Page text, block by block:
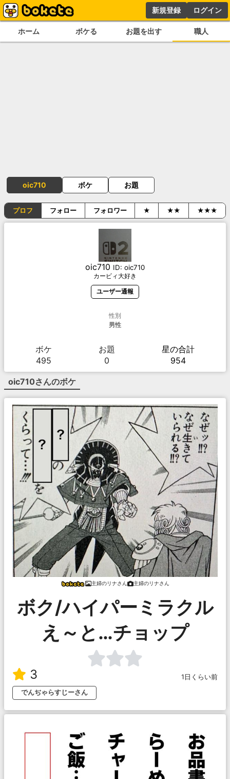
新規登録 ログイン
ホーム ボケる お題を出す 職人
oic710 ボケ お題
プロフ フォロー フォロワー ★ ★★ ★★★
oic710 ID: oic710
カービィ大好き
ユーザー通報
性別
男性
ボケ
495
お題
0
星の合計
954
oic710さんのボケ
主婦のリナさん 主婦のリナさん
ボク/ハイパーミラクル
え～と…チョップ
3
1日くらい前
でんぢゃらすじーさん